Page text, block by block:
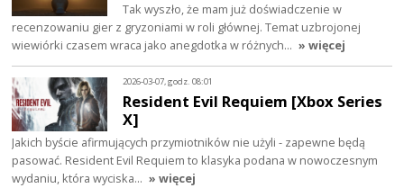
Tak wyszło, że mam już doświadczenie w
recenzowaniu gier z gryzoniami w roli głównej. Temat uzbrojonej
wiewiórki czasem wraca jako anegdotka w różnych… » więcej
2026-03-07, godz. 08:01
Resident Evil Requiem [Xbox Series
X]
Jakich byście afirmujących przymiotników nie użyli - zapewne będą
pasować. Resident Evil Requiem to klasyka podana w nowoczesnym
wydaniu, która wyciska… » więcej